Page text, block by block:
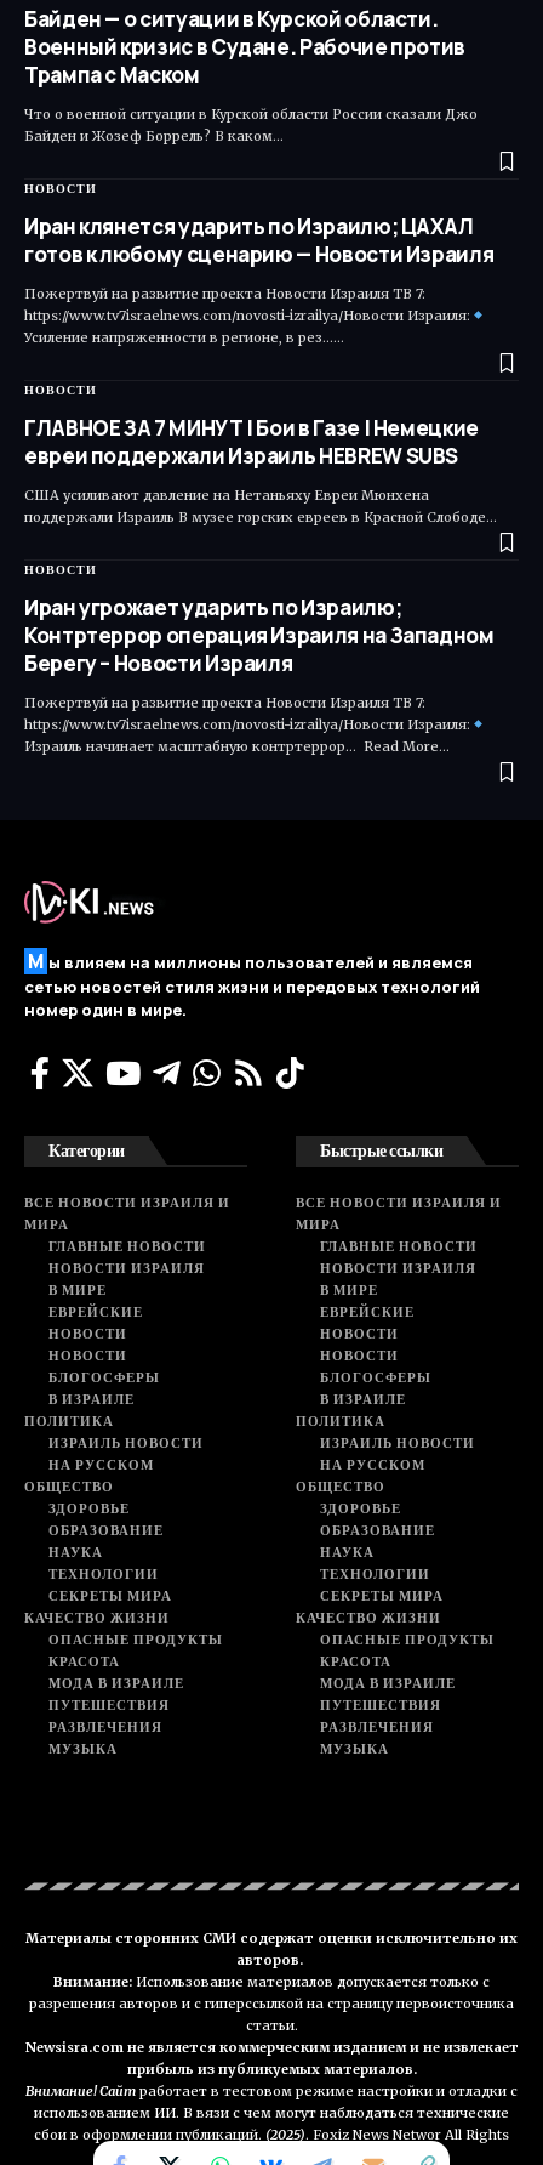
Байден — о ситуации в Курской области.
Военный кризис в Судане. Рабочие против
Трампа с Маском
Что о военной ситуации в Курской области России сказали Джо
Байден и Жозеф Боррель? В каком…
НОВОСТИ
Иран клянется ударить по Израилю; ЦАХАЛ
готов к любому сценарию — Новости Израиля
Пожертвуй на развитие проекта Новости Израиля ТВ 7:
https://www.tv7israelnews.com/novosti-izrailya/Новости Израиля:
Усиление напряженности в регионе, в рез...…
НОВОСТИ
ГЛАВНОЕ ЗА 7 МИНУТ | Бои в Газе | Немецкие
евреи поддержали Израиль HEBREW SUBS
США усиливают давление на Нетаньяху Евреи Мюнхена
поддержали Израиль В музее горских евреев в Красной Слободе…
НОВОСТИ
Иран угрожает ударить по Израилю;
Контртеррор операция Израиля на Западном
Берегу – Новости Израиля
Пожертвуй на развитие проекта Новости Израиля ТВ 7:
https://www.tv7israelnews.com/novosti-izrailya/Новости Израиля:
Израиль начинает масштабную контртеррор... Read More…
М ы влияем на миллионы пользователей и являемся
сетью новостей стиля жизни и передовых технологий
номер один в мире.
Категории
ВСЕ НОВОСТИ ИЗРАИЛЯ И
МИРА
ГЛАВНЫЕ НОВОСТИ
НОВОСТИ ИЗРАИЛЯ
В МИРЕ
ЕВРЕЙСКИЕ
НОВОСТИ
НОВОСТИ
БЛОГОСФЕРЫ
В ИЗРАИЛЕ
ПОЛИТИКА
ИЗРАИЛЬ НОВОСТИ
НА РУССКОМ
ОБЩЕСТВО
ЗДОРОВЬЕ
ОБРАЗОВАНИЕ
НАУКА
ТЕХНОЛОГИИ
СЕКРЕТЫ МИРА
КАЧЕСТВО ЖИЗНИ
ОПАСНЫЕ ПРОДУКТЫ
КРАСОТА
МОДА В ИЗРАИЛЕ
ПУТЕШЕСТВИЯ
РАЗВЛЕЧЕНИЯ
МУЗЫКА
Быстрые ссылки
ВСЕ НОВОСТИ ИЗРАИЛЯ И
МИРА
ГЛАВНЫЕ НОВОСТИ
НОВОСТИ ИЗРАИЛЯ
В МИРЕ
ЕВРЕЙСКИЕ
НОВОСТИ
НОВОСТИ
БЛОГОСФЕРЫ
В ИЗРАИЛЕ
ПОЛИТИКА
ИЗРАИЛЬ НОВОСТИ
НА РУССКОМ
ОБЩЕСТВО
ЗДОРОВЬЕ
ОБРАЗОВАНИЕ
НАУКА
ТЕХНОЛОГИИ
СЕКРЕТЫ МИРА
КАЧЕСТВО ЖИЗНИ
ОПАСНЫЕ ПРОДУКТЫ
КРАСОТА
МОДА В ИЗРАИЛЕ
ПУТЕШЕСТВИЯ
РАЗВЛЕЧЕНИЯ
МУЗЫКА
Материалы сторонних СМИ содержат оценки исключительно их
авторов.
Внимание: Использование материалов допускается только с
разрешения авторов и с гиперссылкой на страницу первоисточника
статьи.
Newsisra.com не является коммерческим изданием и не извлекает
прибыль из публикуемых материалов.
Внимание! Сайт работает в тестовом режиме настройки и отладки с
использованием ИИ. В вязи с чем могут наблюдаться технические
сбои в оформлении публикаций. (2025). Foxiz News Networ All Rights
Reserved. NEWSisra.com